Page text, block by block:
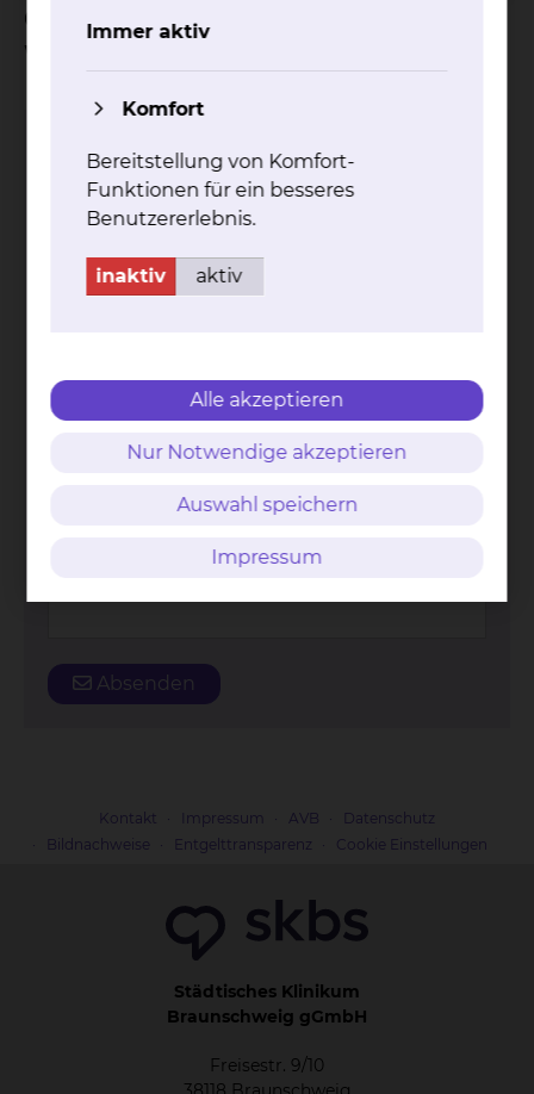
Celler Straße: Buchung der
Wahlleistung "Medienpaket"
Ich bestätige, dass ich die Informationen zur
Kenntnis genommen habe und beantrage
hiermit das Medienpaket "Sky & Telefon".
Angaben zum Patienten
Straße und Hausnummer
Absenden
Kontakt Impressum AVB
Datenschutz
Bildnachweise
Entgelttransparenz Cookie Einstellungen
Städtisches Klinikum
Braunschweig gGmbH
Freisestr. 9/10
Immer aktiv
Komfort
Bereitstellung von Komfort-
Funktionen für ein besseres
Benutzererlebnis.
inaktiv aktiv
Alle akzeptieren
Nur Notwendige akzeptieren
Auswahl speichern
Impressum